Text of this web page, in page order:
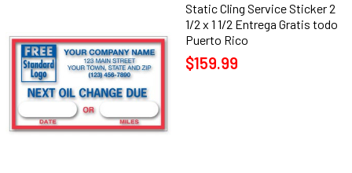
Static Cling Service Sticker 2
1/2 x 1 1/2 Entrega Gratis todo
Puerto Rico
$159.99